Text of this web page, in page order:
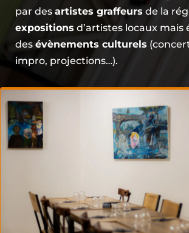
desévènements culturels
impro, projections…).